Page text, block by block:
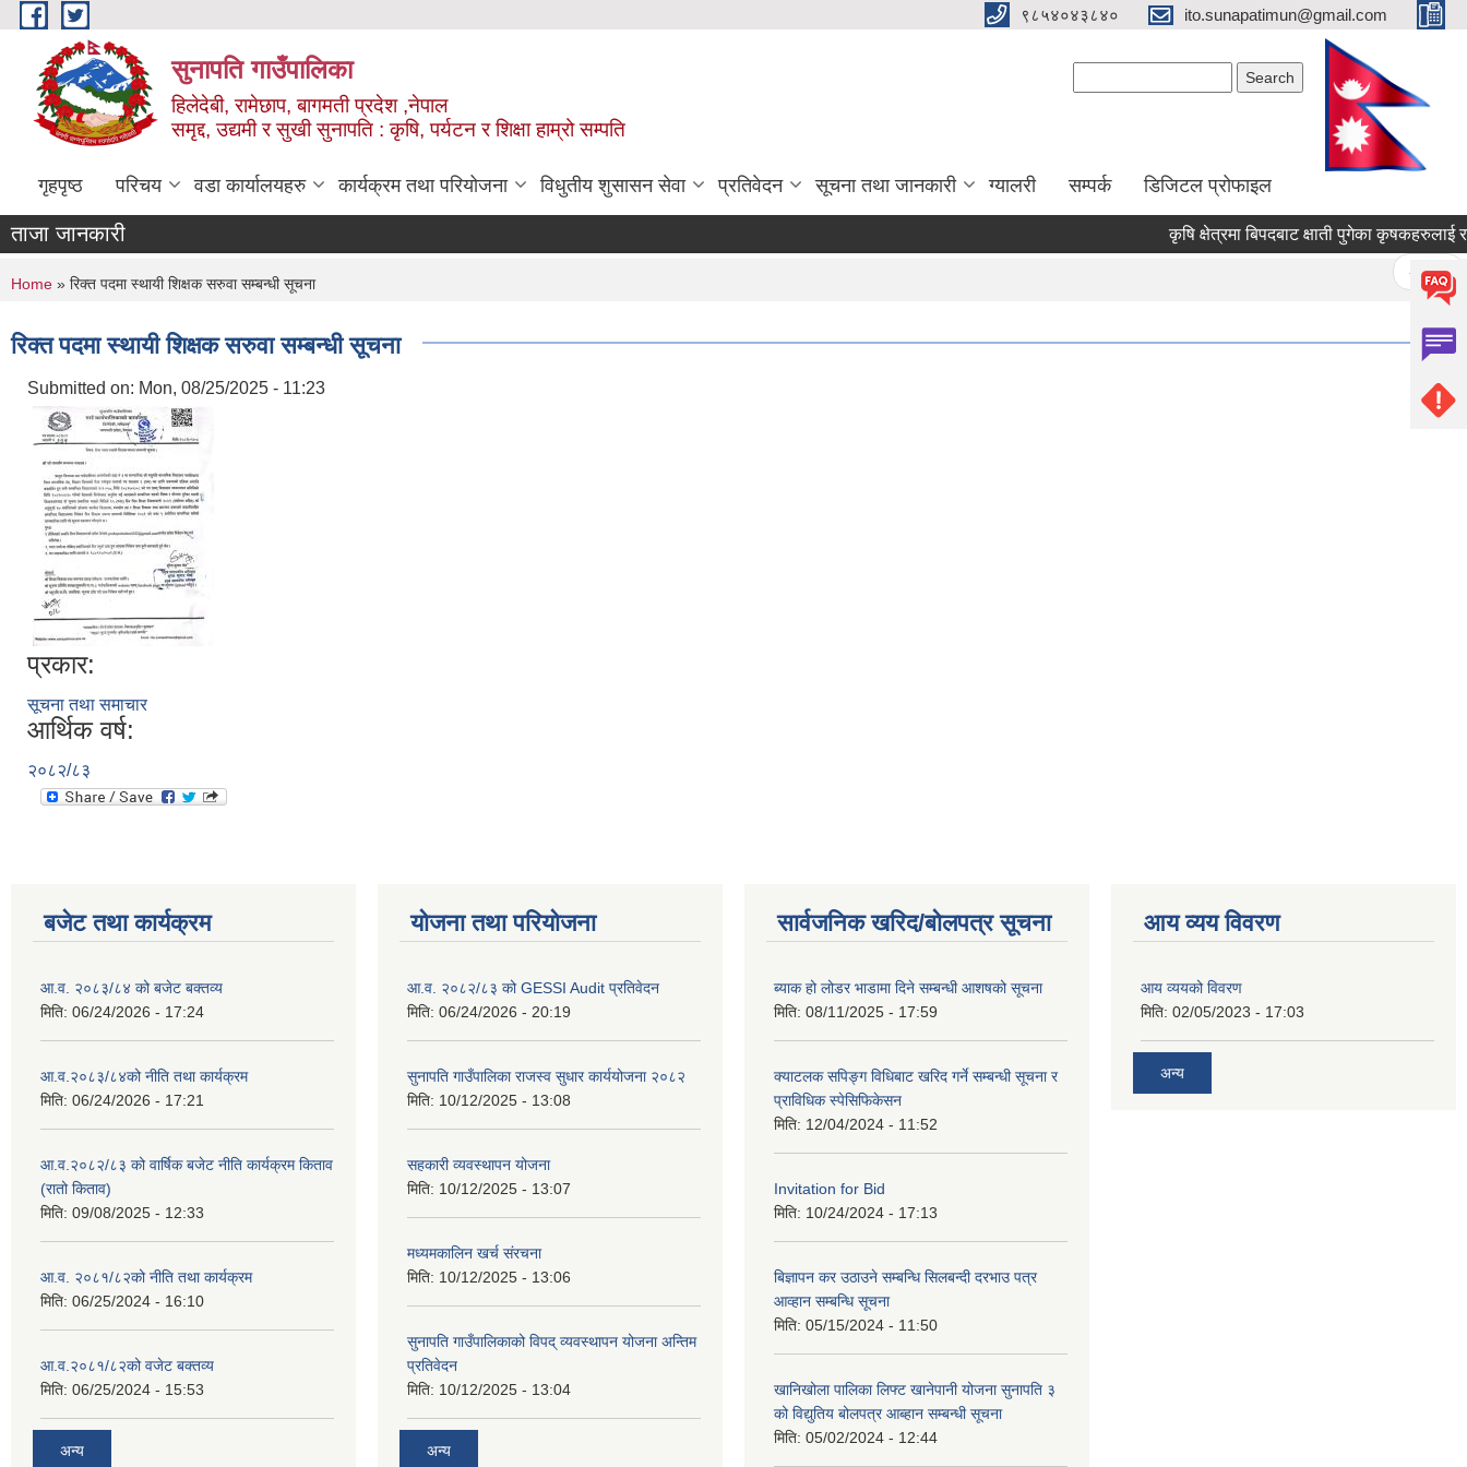
Skip to main content ९८५४०४३८४० ito.sunapatimun@gmail.com
सुनापति गाउँपालिका
हिलेदेबी, रामेछाप, बागमती प्रदेश ,नेपाल
समृद्द, उद्यमी र सुखी सुनापति : कृषि, पर्यटन र शिक्षा हाम्रो सम्पति
गृहपृष्ठ परिचय वडा कार्यालयहरु कार्यक्रम तथा परियोजना विधुतीय शुसासन सेवा प्रतिवेदन सूचना तथा जानकारी ग्यालरी सम्पर्क डिजिटल प्रोफाइल
ताजा जानकारी कृषि क्षेत्रमा बिपदबाट क्षाती पुगेका कृषकहरुलाई
« first
You are here
Home » रिक्त पदमा स्थायी शिक्षक सरुवा सम्बन्धी सूचना
रिक्त पदमा स्थायी शिक्षक सरुवा सम्बन्धी सूचना
Submitted on: Mon, 08/25/2025 - 11:23
प्रकार:
सूचना तथा समाचार
आर्थिक वर्ष:
२०८२/८३
बजेट तथा कार्यक्रम
आ.व. २०८३/८४ को बजेट बक्तव्य
मिति: 06/24/2026 - 17:24
आ.व.२०८३/८४को नीति तथा कार्यक्रम
मिति: 06/24/2026 - 17:21
आ.व.२०८२/८३ को वार्षिक बजेट नीति कार्यक्रम किताव
(रातो किताव)
मिति: 09/08/2025 - 12:33
आ.व. २०८१/८२को नीति तथा कार्यक्रम
मिति: 06/25/2024 - 16:10
आ.व.२०८१/८२को वजेट बक्तव्य
मिति: 06/25/2024 - 15:53
अन्य
योजना तथा परियोजना
आ.व. २०८२/८३ को GESSI Audit प्रतिवेदन
मिति: 06/24/2026 - 20:19
सुनापति गाउँपालिका राजस्व सुधार कार्ययोजना २०८२
मिति: 10/12/2025 - 13:08
सहकारी व्यवस्थापन योजना
मिति: 10/12/2025 - 13:07
मध्यमकालिन खर्च संरचना
मिति: 10/12/2025 - 13:06
सुनापति गाउँपालिकाको विपद् व्यवस्थापन योजना अन्तिम
प्रतिवेदन
मिति: 10/12/2025 - 13:04
अन्य
सार्वजनिक खरिद/बोलपत्र सूचना
ब्याक हो लोडर भाडामा दिने सम्बन्धी आशषको सूचना
मिति: 08/11/2025 - 17:59
क्याटलक सपिङ्ग विधिबाट खरिद गर्ने सम्बन्धी सूचना र
प्राविधिक स्पेसिफिकेसन
मिति: 12/04/2024 - 11:52
Invitation for Bid
मिति: 10/24/2024 - 17:13
बिज्ञापन कर उठाउने सम्बन्धि सिलबन्दी दरभाउ पत्र
आव्हान सम्बन्धि सूचना
मिति: 05/15/2024 - 11:50
खानिखोला पालिका लिफ्ट खानेपानी योजना सुनापति ३
को विद्युतिय बोलपत्र आब्हान सम्बन्धी सूचना
मिति: 05/02/2024 - 12:44
आय व्यय विवरण
आय व्ययको विवरण
मिति: 02/05/2023 - 17:03
अन्य